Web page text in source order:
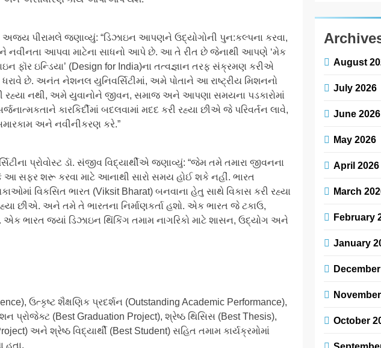
પીરામલે જણાવ્યું: ​“ડિઝાઇન આપણને ઉદ્યોગોની પુન:કલ્પના કરવા,
નવીનતા આપવા માટેના સાધનો આપે છે. આ તે રીત છે જેનાથી આપણે ‘મેક
ફૉર ઇન્ડિયા’ (Design for India)ના તત્વજ્ઞાન તરફ સંક્રમણ કરીએ
છે. અનંત નેશનલ યુનિવર્સિટીમાં, અમે પોતાને આ રાષ્ટ્રીય મિશનનો
નથી, અમે યુવાનોને જીવન, સમાજ અને આપણા સમયના પડકારોમાં
કારકિર્દીમાં બદલવામાં મદદ કરી રહ્યા છીએ જે પરિવર્તન લાવે,
અને નવીનીકરણ કરે.”
પ્રોવોસ્ટ ડૉ. સંજીવ વિદ્યાર્થીએ જણાવ્યું: ​“જેમ તમે તમારા જીવનના
આ સફર શરૂ કરવા માટે આનાથી સારો સમય હોઈ શકે નહીં. ભારત
વિકસિત ભારત (Viksit Bharat) બનવાના હેતુ સાથે વિકાસ કરી રહ્યા
છીએ. અને તમે તે ભારતના નિર્માણકર્તા હશો. એક ભારત જે ટકાઉ,
એક ભારત જ્યાં ડિઝાઇન થિંકિંગ તમામ નાગરિકો માટે શાસન, ઉદ્યોગ અને
ઉત્કૃષ્ટ શૈક્ષણિક પ્રદર્શન (Outstanding Academic Performance),
પ્રોજેક્ટ (Best Graduation Project), શ્રેષ્ઠ થિસિસ (Best Thesis),
અને શ્રેષ્ઠ વિદ્યાર્થી (Best Student) સહિત તમામ કાર્યક્રમોમાં
હતા.
August
July 2026
June 2026
May 2026
April 2026
March
February
January
October